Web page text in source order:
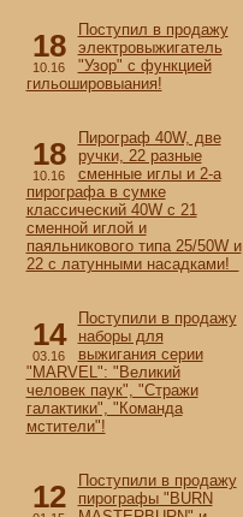
18
10.16
Поступил в продажу
электровыжигатель
"Узор" с функцией
гильошировыания!
18
10.16
Пирограф 40W, две
ручки, 22 разные
сменные иглы и 2-а
пирографа в сумке
классический 40W с 21
сменной иглой и
паяльникового типа 25/50W и
22 с латунными насадками!
14
03.16
Поступили в продажу
наборы для
выжигания серии
"MARVEL": "Великий
человек паук", "Стражи
галактики", "Команда
мстители"!
12
Поступили в продажу
пирографы "BURN